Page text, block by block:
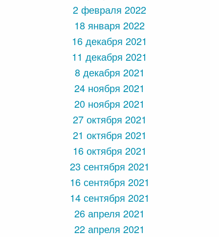
2 февраля 2022
18 января 2022
16 декабря 2021
11 декабря 2021
8 декабря 2021
24 ноября 2021
20 ноября 2021
27 октября 2021
21 октября 2021
16 октября 2021
23 сентября 2021
16 сентября 2021
14 сентября 2021
26 апреля 2021
22 апреля 2021